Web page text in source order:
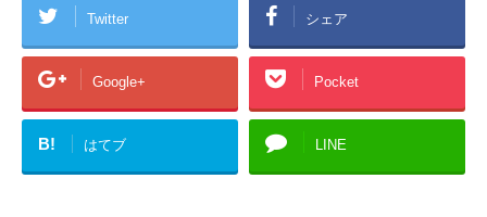
Twitter シェア
Google+ Pocket
B! はてブ LINE